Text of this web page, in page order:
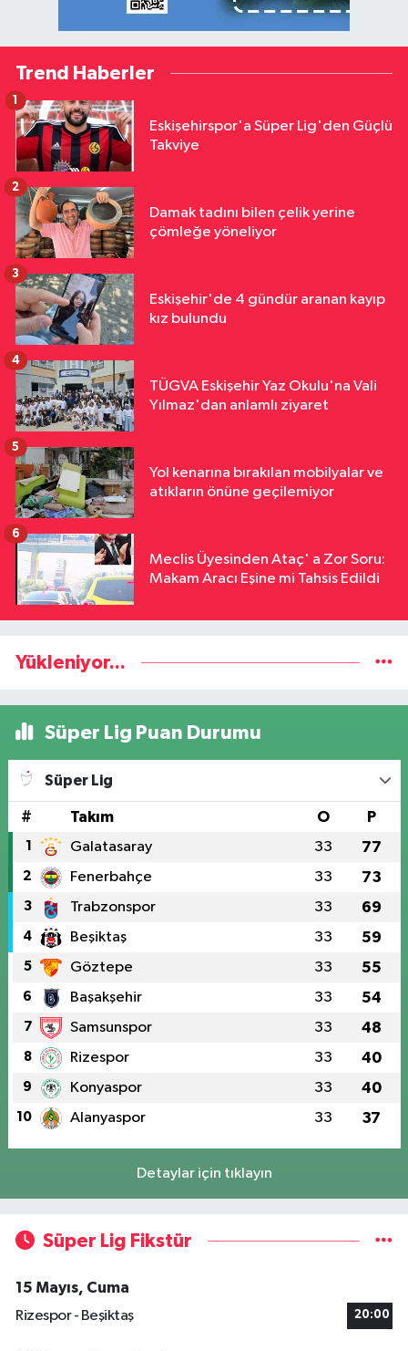
Trend Haberler
Eskişehirspor'a Süper Lig'den Güçlü
Takviye
1
Damak tadını bilen çelik yerine
çömleğe yöneliyor
2
Eskişehir'de 4 gündür aranan kayıp
kız bulundu
3
TÜGVA Eskişehir Yaz Okulu'na Vali
Yılmaz'dan anlamlı ziyaret
4
Yol kenarına bırakılan mobilyalar ve
atıkların önüne geçilemiyor
5
Meclis Üyesinden Ataç' a Zor Soru:
Makam Aracı Eşine mi Tahsis Edildi
6
Yükleniyor...
Süper Lig Puan Durumu
Süper Lig
# Takım O P
1 Galatasaray 33 77
2 Fenerbahçe 33 73
3 Trabzonspor 33 69
4 Beşiktaş 33 59
5 Göztepe 33 55
6 Başakşehir 33 54
7 Samsunspor 33 48
8 Rizespor 33 40
9 Konyaspor 33 40
10 Alanyaspor 33 37
Detaylar için tıklayın
Süper Lig Fikstür
15 Mayıs, Cuma
Rizespor - Beşiktaş
20:00